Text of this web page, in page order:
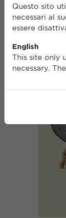
Questo sito
necessari al
essere
English
This site only
necessary.